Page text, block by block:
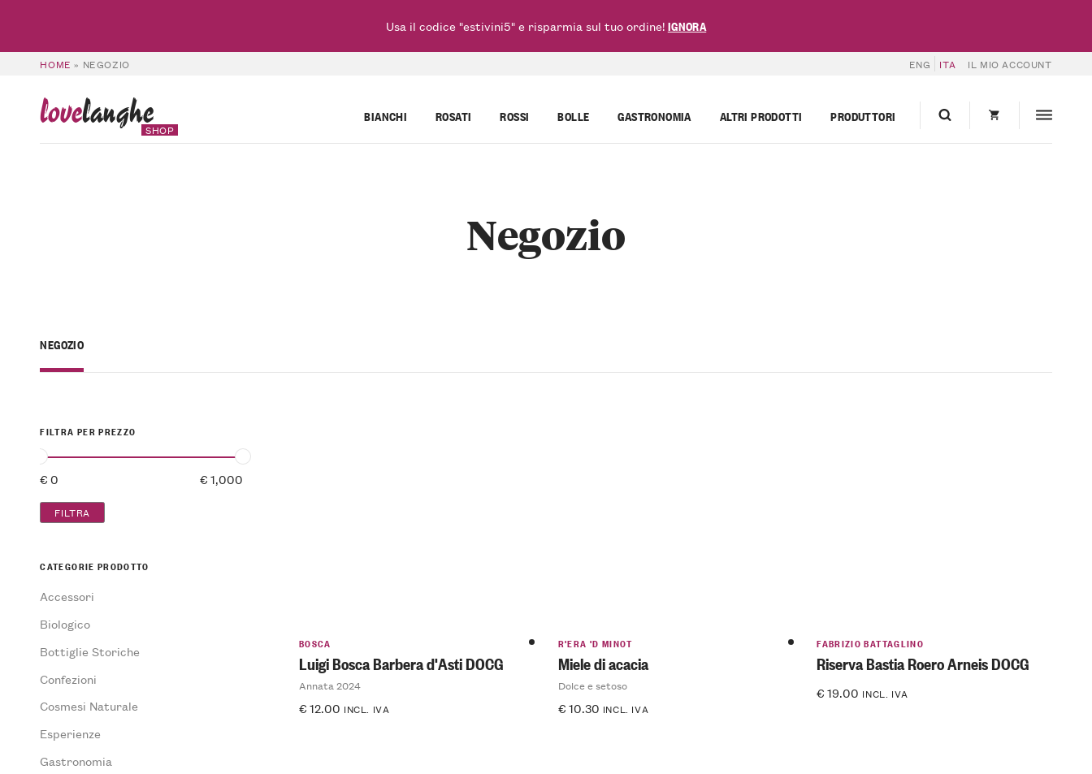
HOME » NEGOZIO ENG ITA IL MIO ACCOUNT
lovelanghe
SHOP
BIANCHI ROSATI ROSSI BOLLE GASTRONOMIA ALTRI PRODOTTI PRODUTTORI
Negozio
NEGOZIO
FILTRA PER PREZZO
FILTRA
CATEGORIE PRODOTTO
Accessori
Biologico
Bottiglie Storiche
Confezioni
Cosmesi Naturale
Esperienze
Gastronomia
BOSCA
Luigi Bosca Barbera d'Asti DOCG
Annata 2024
€12.00 INCL. IVA
R'ERA 'D MINOT
Miele di acacia
Dolce e setoso
€10.30 INCL. IVA
FABRIZIO BATTAGLINO
Riserva Bastia Roero Arneis DOCG
€19.00 INCL. IVA
Usa il codice "estivini5" e risparmia sul tuo ordine!IGNORA